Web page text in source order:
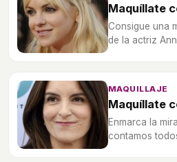
Maquíllate
Consigue una
de la actriz
MAQUILLAJE
Maquíllate
Enmarca la
contamos